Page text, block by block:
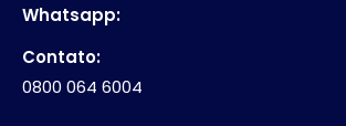
Whatsapp:
Contato:
0800 064 6004